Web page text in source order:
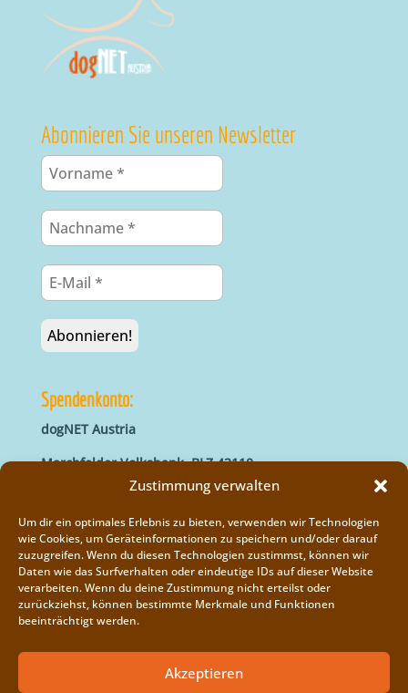
Zustimmung verwalten
Um dir ein optimales Erlebnis zu bieten, verwenden wir Technologien
wie Cookies, um Geräteinformationen zu speichern und/oder darauf
zuzugreifen. Wenn du diesen Technologien zustimmst, können wir
Daten wie das Surfverhalten oder eindeutige IDs auf dieser Website
verarbeiten. Wenn du deine Zustimmung nicht erteilst oder
zurückziehst, können bestimmte Merkmale und Funktionen
beeinträchtigt werden.
Akzeptieren
Abonnieren Sie unseren Newsletter
Spendenkonto:
dogNET Austria
Marchfelder Volksbank, BLZ 42110
IBAN: AT66 4211 0421 5000 0000
Cookie-Richtlinie (EU)